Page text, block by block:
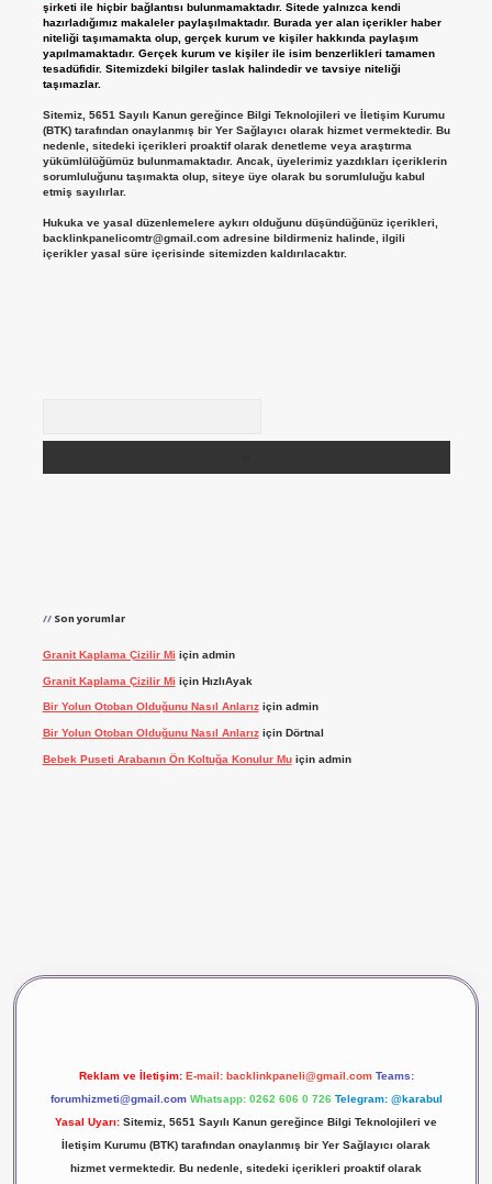
şirketi ile hiçbir bağlantısı bulunmamaktadır. Sitede yalnızca kendi
hazırladığımız makaleler paylaşılmaktadır. Burada yer alan içerikler haber
niteliği taşımamakta olup, gerçek kurum ve kişiler hakkında paylaşım
yapılmamaktadır. Gerçek kurum ve kişiler ile isim benzerlikleri tamamen
tesadüfidir. Sitemizdeki bilgiler taslak halindedir ve tavsiye niteliği
taşımazlar.
Sitemiz, 5651 Sayılı Kanun gereğince Bilgi Teknolojileri ve İletişim Kurumu
(BTK) tarafından onaylanmış bir Yer Sağlayıcı olarak hizmet vermektedir. Bu
nedenle, sitedeki içerikleri proaktif olarak denetleme veya araştırma
yükümlülüğümüz bulunmamaktadır. Ancak, üyelerimiz yazdıkları içeriklerin
sorumluluğunu taşımakta olup, siteye üye olarak bu sorumluluğu kabul
etmiş sayılırlar.
Hukuka ve yasal düzenlemelere aykırı olduğunu düşündüğünüz içerikleri,
backlinkpanelicomtr@gmail.comadresine bildirmeniz halinde, ilgili
içerikler yasal süre içerisinde sitemizden kaldırılacaktır.
Son yorumlar
Granit Kaplama Çizilir Mi için admin
Granit Kaplama Çizilir Mi için HızlıAyak
Bir Yolun Otoban Olduğunu Nasıl Anlarıziçin admin
Bir Yolun Otoban Olduğunu Nasıl Anlarıziçin Dörtnal
Bebek Puseti Arabanın Ön Koltuğa Konulur Muiçin admin
Reklam ve İletişim: E-mail: backlinkpaneli@gmail.com Teams:
forumhizmeti@gmail.com Whatsapp: 0262 606 0 726 Telegram: @karabul
Yasal Uyarı: Sitemiz, 5651 Sayılı Kanun gereğince Bilgi Teknolojileri ve
İletişim Kurumu (BTK) tarafından onaylanmış bir Yer Sağlayıcı olarak
hizmet vermektedir. Bu nedenle, sitedeki içerikleri proaktif olarak